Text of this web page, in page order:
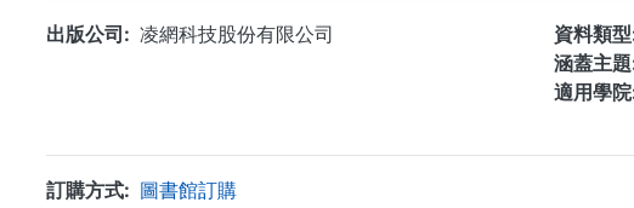
出版公司 凌網科技股份有限公司 資料類型
涵蓋主題
適用學院
訂購方式
圖書館訂購